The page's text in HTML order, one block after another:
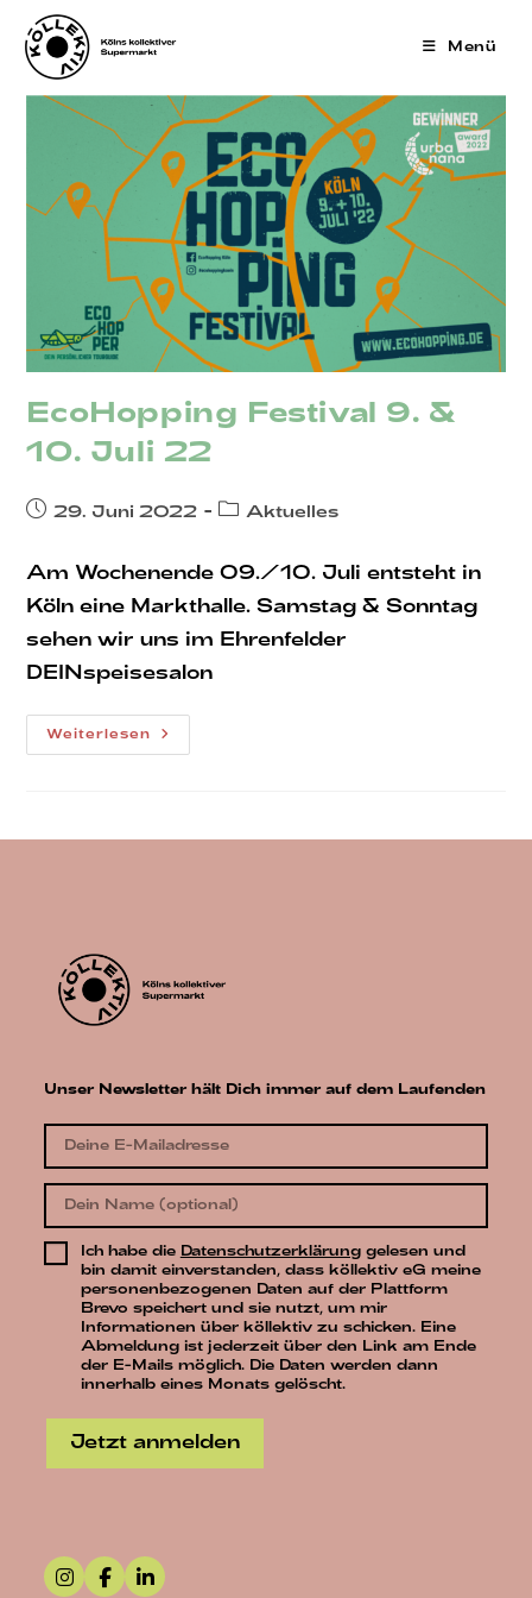
Zum
Inhalt
springen
Menü
EcoHopping Festival 9. &
10. Juli 22
Beitrag
29. Juni 2022
Beitrags-
Aktuelles
Am Wochenende 09./10. Juli entsteht in
Köln eine Markthalle. Samstag & Sonntag
sehen wir uns im Ehrenfelder
DEINspeisesalon
Weiterlesen
EcoHopping
Festival
Unser Newsletter hält Dich immer auf dem Laufenden
Ich habe die Datenschutzerklärunggelesen und
bin damit einverstanden, dass köllektiv eG meine
personenbezogenen Daten auf der Plattform
Brevo speichert und sie nutzt, um mir
Informationen über köllektiv zu schicken. Eine
Abmeldung ist jederzeit über den Link am Ende
der E-Mails möglich. Die Daten werden dann
innerhalb eines Monats gelöscht.
Jetzt anmelden